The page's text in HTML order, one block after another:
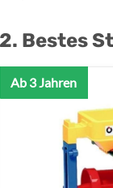
2. Bestes
Ab 3 Jahren